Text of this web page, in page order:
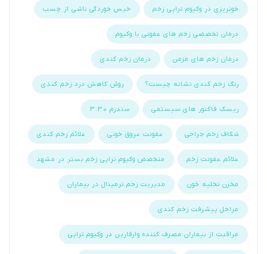
خونریزی در وکیوم تراپی زخم خیس خوردگی ناشی از چسب
درمان تخصصی زخم های عفونی با وکیوم
درمان زخم های مزمن درمان زخم کندی
رنگ زخم کندی نشانه چیست؟ روش کاهش درد زخم کندی
ریسک فاکتور های سیستمی سندرم 3:30
شکاف زخم جراحی عفونت عروق خونی علائم زخم کندی
علائم عفونت زخم متخصص وکیوم تراپی زخم بستر در مشهد
مخزن تخلیه خون مدیریت زخم ترمینال در بیماران
مراحل پیشرفت زخم کندی
مراقبت از بیماران مصرف کننده وارفارین در وکیوم تراپی